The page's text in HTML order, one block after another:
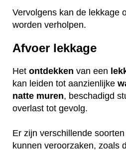
Vervolgens kan de lekkage
worden verholpen.
Afvoer lekkage
Het ontdekken van een
kan leiden tot aanzienlijke
natte muren, beschadigd
overlast tot gevolg.
Er zijn verschillende
kunnen veroorzaken, zoals